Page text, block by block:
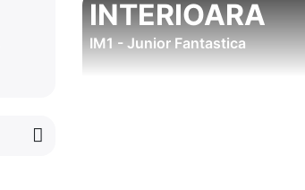
INTERIOARA
IM1 - Junior Fantastica